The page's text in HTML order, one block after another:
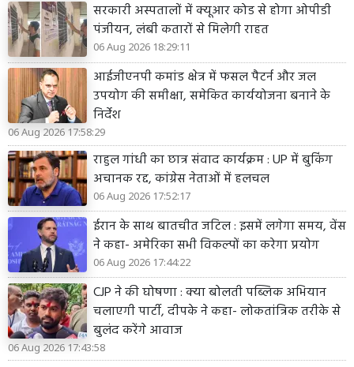
सरकारी अस्पतालों में क्यूआर कोड से होगा ओपीडी
पंजीयन, लंबी कतारों से मिलेगी राहत
06 Aug 2026 18:29:11
आईजीएनपी कमांड क्षेत्र में फसल पैटर्न और जल
उपयोग की समीक्षा, समेकित कार्ययोजना बनाने के
निर्देश
06 Aug 2026 17:58:29
राहुल गांधी का छात्र संवाद कार्यक्रम : UP में बुकिंग
अचानक रद्द, कांग्रेस नेताओं में हलचल
06 Aug 2026 17:52:17
ईरान के साथ बातचीत जटिल : इसमें लगेगा समय, वेंस
ने कहा- अमेरिका सभी विकल्पों का करेगा प्रयोग
06 Aug 2026 17:44:22
CJP ने की घोषणा : क्या बोलती पब्लिक अभियान
चलाएगी पार्टी, दीपके ने कहा- लोकतांत्रिक तरीके से
बुलंद करेंगे आवाज
06 Aug 2026 17:43:58